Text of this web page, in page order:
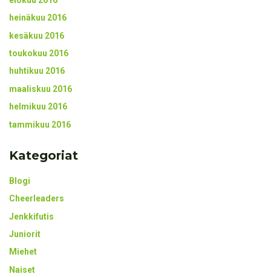
heinäkuu 2016
kesäkuu 2016
toukokuu 2016
huhtikuu 2016
maaliskuu 2016
helmikuu 2016
tammikuu 2016
Kategoriat
Blogi
Cheerleaders
Jenkkifutis
Juniorit
Miehet
Naiset